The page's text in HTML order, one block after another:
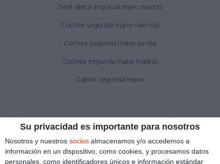
Su privacidad es importante para nosotros
Nosotros y nuestros socios almacenamos y/o accedemos a
información en un dispositivo, como cookies, y procesamos datos
personales, como identificadores únicos e información estándar
Seat ateca segunda mano madrid
Coches segunda mano valencia
Coches segunda mano sevilla
Coches segunda mano madrid
Cabrio segunda mano
SÍGUENOS